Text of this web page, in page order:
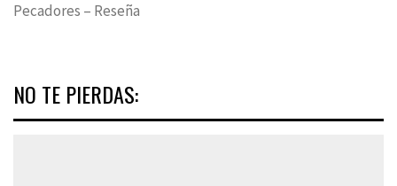
Pecadores – Reseña
NO TE PIERDAS: